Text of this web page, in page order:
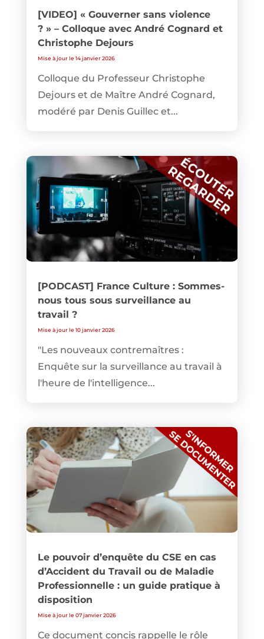
[VIDEO] « Gouverner sans violence
? » – Colloque avec André Cognard et
Christophe Dejours
Mise à jour le 14 janvier 2026
Colloque du Professeur Christophe
Dejours et de Maître André Cognard,
modéré par Denis Guillec et...
[PODCAST] France Culture : Sommes-
nous tous sous surveillance au
travail ?
Mise à jour le 10 janvier 2026
"Les nouveaux contremaîtres :
Enquête sur la surveillance au travail à
l'heure de l'intelligence...
Le pouvoir d’enquête du CSE en cas
d’Accident du Travail ou de Maladie
Professionnelle : un guide pratique à
disposition
Mise à jour le 07 janvier 2026
Ce document concis rappelle le rôle